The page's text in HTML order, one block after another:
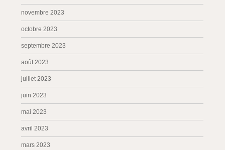
novembre 2023
octobre 2023
septembre 2023
août 2023
juillet 2023
juin 2023
mai 2023
avril 2023
mars 2023